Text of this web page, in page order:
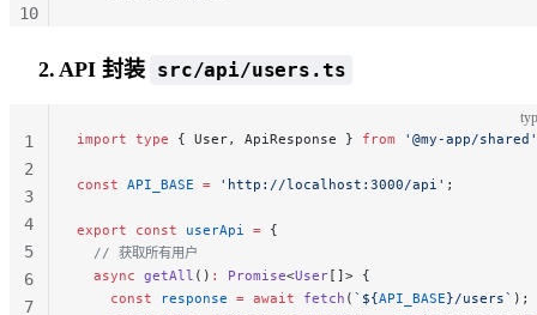
10
2. API 封装 src/api/users.ts
import type { User, ApiResponse } from '@my-app/shared'
const API_BASE = 'http://localhost:3000/api' ;
export const userApi = {
  // 获取所有用户
  async
getAll () : Promise<User[]> {
    const
response = await fetch ( `${API_BASE}/users` );
1
2
3
4
5
6
7